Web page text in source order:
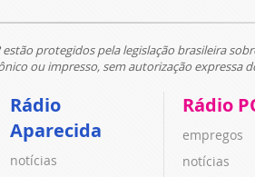
protegidos pela legislação brasileira
ou impresso, sem autorização expressa
Rádio
Aparecida
notícias
Rádio
empregos
notícias